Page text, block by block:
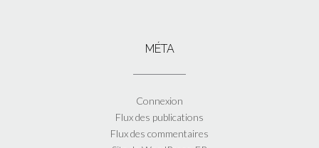
MÉTA
Connexion
Flux des publications
Flux des commentaires